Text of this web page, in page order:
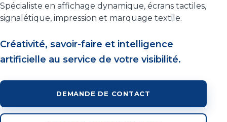
Spécialiste en affichage dynamique, écrans tactiles,
signalétique, impression et marquage textile.
Créativité, savoir-faire et intelligence
artificielle au service de votre visibilité.
DEMANDE DE CONTACT